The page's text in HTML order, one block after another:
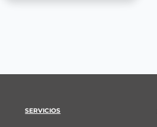
SERVICIOS